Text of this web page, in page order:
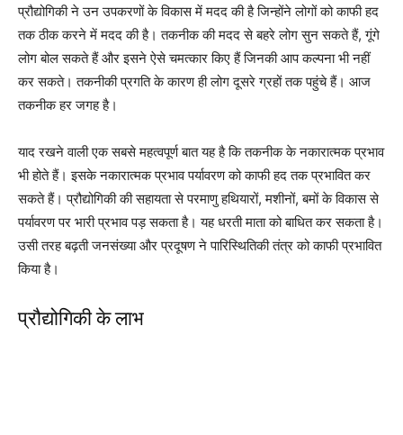
प्रौद्योगिकी ने उन उपकरणों के विकास में मदद की है जिन्होंने लोगों को काफी हद
तक ठीक करने में मदद की है। तकनीक की मदद से बहरे लोग सुन सकते हैं, गूंगे
लोग बोल सकते हैं और इसने ऐसे चमत्कार किए हैं जिनकी आप कल्पना भी नहीं
कर सकते। तकनीकी प्रगति के कारण ही लोग दूसरे ग्रहों तक पहुंचे हैं। आज
तकनीक हर जगह है।
याद रखने वाली एक सबसे महत्वपूर्ण बात यह है कि तकनीक के नकारात्मक प्रभाव
भी होते हैं। इसके नकारात्मक प्रभाव पर्यावरण को काफी हद तक प्रभावित कर
सकते हैं। प्रौद्योगिकी की सहायता से परमाणु हथियारों, मशीनों, बमों के विकास से
पर्यावरण पर भारी प्रभाव पड़ सकता है। यह धरती माता को बाधित कर सकता है।
उसी तरह बढ़ती जनसंख्या और प्रदूषण ने पारिस्थितिकी तंत्र को काफी प्रभावित
किया है।
प्रौद्योगिकी के लाभ